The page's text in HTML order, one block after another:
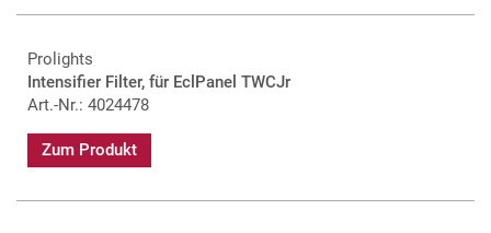
Prolights
Intensifier Filter, für EclPanel TWCJr
Art.-Nr.: 4024478
Zum Produkt